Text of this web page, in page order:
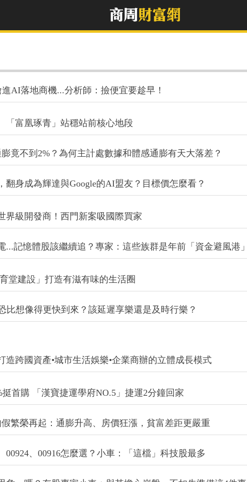
AI落地商機...分析師：撿便宜要趁早！
富凰琢青」站穩站前核心地段
竟不到2%？為何主計處數據和體感通膨有天大落差？
翻身成為輝達與Google的AI盟友？目標價怎麼看？
界級開發商！西門新案吸國際買家
...記憶體股該繼續追？專家：這些族群是年前「資金避風港」
堂建設」打造有滋有味的生活圈
比想像得更快到來？該延遲享樂還是及時行樂？
造跨國資產•城市生活娛樂•企業商辦的立體成長模式
首購 「漢寶捷運學府NO.5」捷運2分鐘回家
繁榮再起：通膨升高、房價狂漲，貧富差距更嚴重
00924、00916怎麼選？小車：「這檔」科技股最多